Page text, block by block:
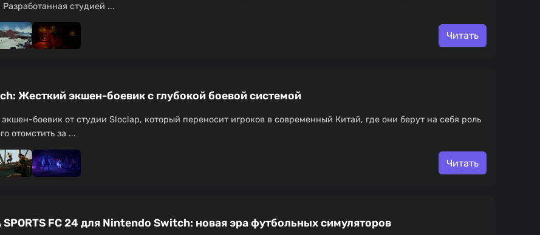
студией ...
Читать
Жесткий экшен-боевик с глубокой боевой системой
боевик от студии Sloclap, который переносит игроков в современный Китай, где они берут на себя роль
отомстить за ...
Читать
FC 24 для Nintendo Switch: новая эра футбольных симуляторов